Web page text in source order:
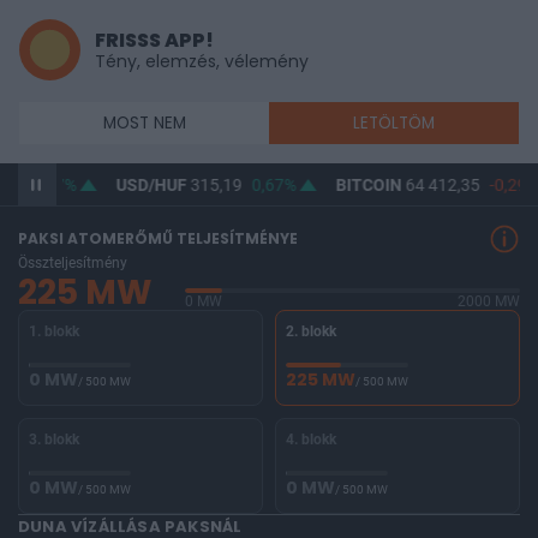
FRISSS APP!
Tény, elemzés, vélemény
MOST NEM LETÖLTÖM
0,57% USD/HUF315,19 0,67% BITCOIN64 412,35 -0,29%
PAKSI ATOMERŐMŰ TELJESÍTMÉNYE
Összteljesítmény
225 MW 0 MW
2000 MW
1. blokk
0 MW/ 500 MW
2. blokk
225 MW/ 500 MW
3. blokk
0 MW/ 500 MW
4. blokk
0 MW/ 500 MW
DUNA VÍZÁLLÁSA PAKSNÁL